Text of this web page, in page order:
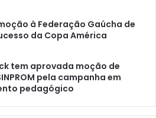
à Federação Gaúcha de
da Copa América
tem aprovada moção de
pela campanha em
pedagógico